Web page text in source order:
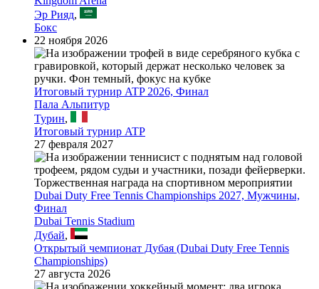
Эр Рияд,
Бокс
22 ноября 2026
Итоговый турнир ATP 2026, Финал
Пала Альпитур
Турин,
Итоговый турнир ATP
27 февраля 2027
Dubai Duty Free Tennis Championships 2027, Мужчины,
Финал
Dubai Tennis Stadium
Дубай,
Открытый чемпионат Дубая (Dubai Duty Free Tennis
Championships)
27 августа 2026